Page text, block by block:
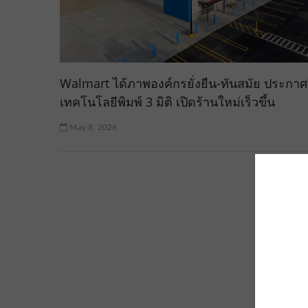
Walmart ได้ภาพองค์กรยั่งยืน-ทันสมัย ประกา
เทคโนโลยีพิมพ์ 3 มิติ เปิดร้านใหม่เร็วขึ้น
May 8, 2026